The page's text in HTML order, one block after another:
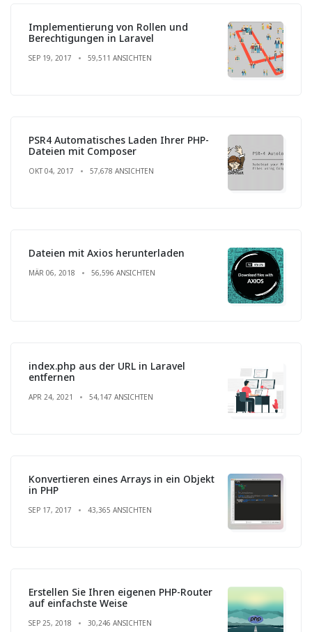
Implementierung von Rollen und
Berechtigungen in Laravel
SEP 19, 2017 59,511 ANSICHTEN
PSR4 Automatisches Laden Ihrer PHP-
Dateien mit Composer
OKT 04, 2017 57,678 ANSICHTEN
Dateien mit Axios herunterladen
MÄR 06, 2018 56,596 ANSICHTEN
index.php aus der URL in Laravel
entfernen
APR 24, 2021 54,147 ANSICHTEN
Konvertieren eines Arrays in ein Objekt
in PHP
SEP 17, 2017 43,365 ANSICHTEN
Erstellen Sie Ihren eigenen PHP-Router
auf einfachste Weise
SEP 25, 2018 30,246 ANSICHTEN